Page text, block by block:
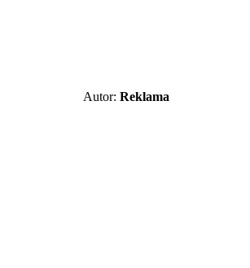
Autor: Reklama